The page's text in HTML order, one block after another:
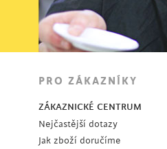
PRO ZÁKAZNÍKY
ZÁKAZNICKÉ CENTRUM
Nejčastější dotazy
Jak zboží doručíme